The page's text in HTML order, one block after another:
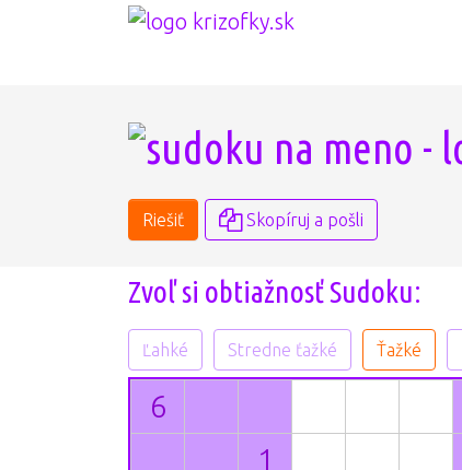
Riešiť Skopíruj a pošli
Zvoľ si obtiažnosť Sudoku:
Ľahké Stredne ťažké Ťažké